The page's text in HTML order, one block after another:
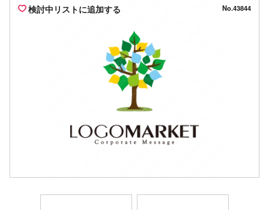
検討中リストに追加する No.43844